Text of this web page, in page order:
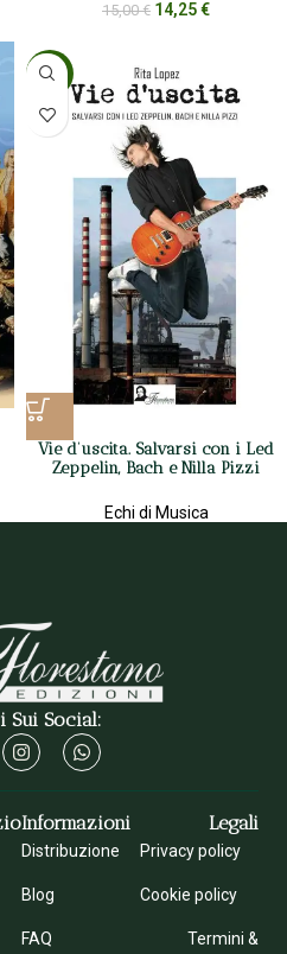
15,00€ 14,25€
-5%
Vie d’uscita. Salvarsi con i Led
Zeppelin, Bach e Nilla Pizzi
Echi di Musica
Sui Social:
Informazioni
Distribuzione
Blog
FAQ
Legali
Privacy policy
Cookie policy
Termini &